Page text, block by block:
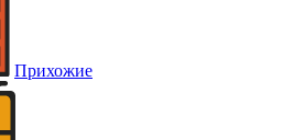
Прихожие